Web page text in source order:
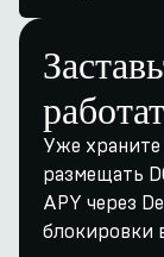
Уже храните
размещать
APY через
блокировки